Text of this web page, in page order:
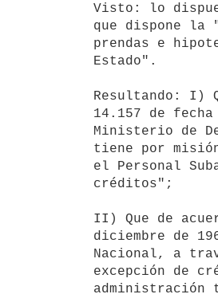
Visto: lo
que dispone la
prendas e
Estado".
Resultando: I)
14.157 de
Ministerio de
tiene por
el Personal
créditos";
II) Que de
diciembre de
Nacional, a
excepción de
administración